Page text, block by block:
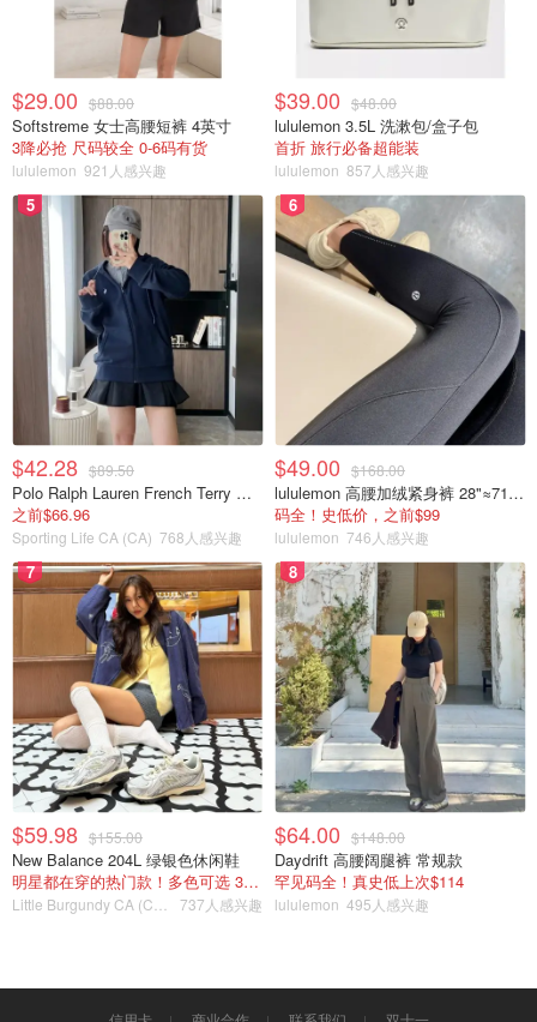
「该长文章来自@是阿凡提不是阿凡达啊-法国省钱快报，北美
省钱快报搬运，版权归原作者所有」
$29.00 $88.00
Softstreme 女士高腰短裤 4英寸
3降必抢 尺码较全 0-6码有货
lululemon 921人感兴趣
$39.00 $48.00
lululemon 3.5L 洗漱包/盒子包
首折 旅行必备超能装
lululemon 857人感兴趣
5
$42.28 $89.50
Polo Ralph Lauren French Terry 女童连帽卫衣 7-16码
之前$66.96
Sporting Life CA (CA) 768人感兴趣
6
$49.00 $168.00
lululemon 高腰加绒紧身裤 28"≈71cm 5个口袋
码全！史低价，之前$99
lululemon 746人感兴趣
7
$59.98 $155.00
New Balance 204L 绿银色休闲鞋
明星都在穿的热门款！多色可选 3.8折
737人感兴趣
8
$64.00 $148.00
Daydrift 高腰阔腿裤 常规款
罕见码全！真史低上次$114
lululemon 495人感兴趣